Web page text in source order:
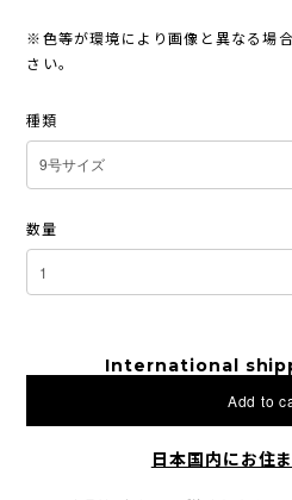
※色等が環境により画像と異なる場
さい。
種類
数量
International
Add to
日本国内にお住